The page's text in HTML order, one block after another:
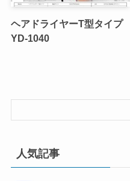
ヘアドライヤーT型タイプ
YD-1040
人気記事